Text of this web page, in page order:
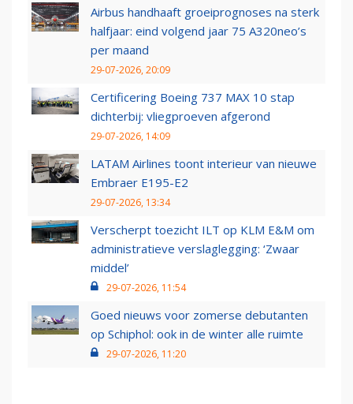
Airbus handhaaft groeiprognoses na sterk
halfjaar: eind volgend jaar 75 A320neo’s
per maand
29-07-2026, 20:09
Certificering Boeing 737 MAX 10 stap
dichterbij: vliegproeven afgerond
29-07-2026, 14:09
LATAM Airlines toont interieur van nieuwe
Embraer E195-E2
29-07-2026, 13:34
Verscherpt toezicht ILT op KLM E&M om
administratieve verslaglegging: ‘Zwaar
middel’
29-07-2026, 11:54
Goed nieuws voor zomerse debutanten
op Schiphol: ook in de winter alle ruimte
29-07-2026, 11:20